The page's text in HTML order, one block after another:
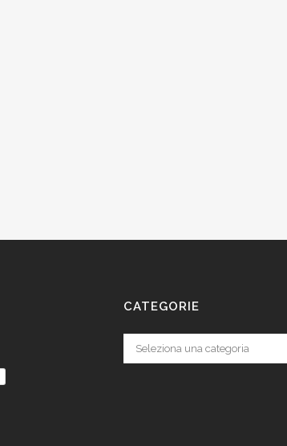
CATEGORIE
Categorie